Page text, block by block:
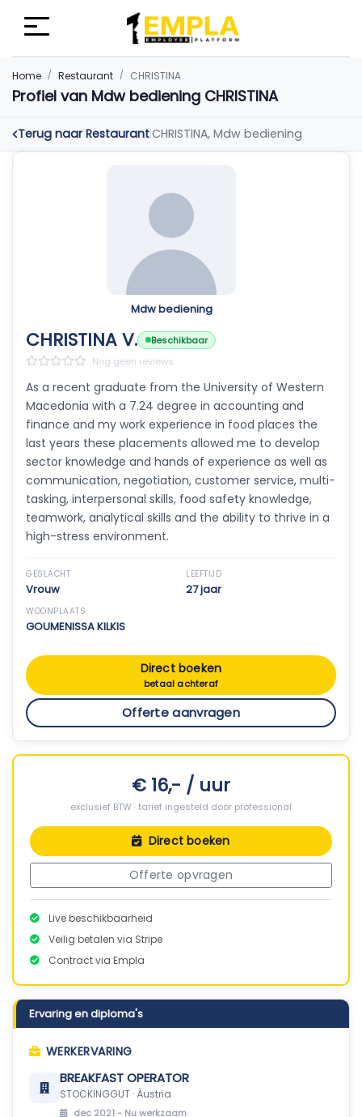
Home Restaurant CHRISTINA
Profiel van Mdw bediening CHRISTINA
Terug naar Restaurant|CHRISTINA, Mdw bediening
Mdw bediening
CHRISTINA V.
Beschikbaar
Nog geen reviews
As a recent graduate from the University of Western
Macedonia with a 7.24 degree in accounting and
finance and my work experience in food places the
last years these placements allowed me to develop
sector knowledge and hands of experience as well as
communication, negotiation, customer service, multi-
tasking, interpersonal skills, food safety knowledge,
teamwork, analytical skills and the ability to thrive in a
high-stress environment.
GESLACHT
Vrouw
LEEFTIJD
27 jaar
WOONPLAATS
GOUMENISSA KILKIS
Direct boeken
betaal achteraf
Offerte aanvragen
€ 16,- / uur
exclusief BTW · tarief ingesteld door professional
Direct boeken
Offerte opvragen
Live beschikbaarheid
Veilig betalen via Stripe
Contract via Empla
Ervaring en diploma's
WERKERVARING
BREAKFAST OPERATOR
STOCKINGGUT · Àustria
dec 2021 - Nu werkzaam